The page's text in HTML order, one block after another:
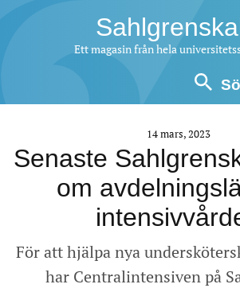
Ett magasin från hela
14 mars, 2023
Senaste
om
För att hjälpa nya
har Centralintensiven på